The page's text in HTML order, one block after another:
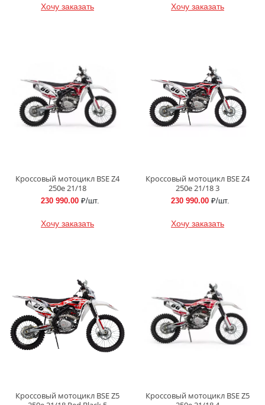
Хочу заказать Хочу заказать
Кроссовый мотоцикл BSE Z4
250e 21/18
230 990.00 ₽/шт.
Хочу заказать
Кроссовый мотоцикл BSE Z4
250e 21/18 3
230 990.00 ₽/шт.
Хочу заказать
Кроссовый мотоцикл BSE Z5
Кроссовый мотоцикл BSE Z5